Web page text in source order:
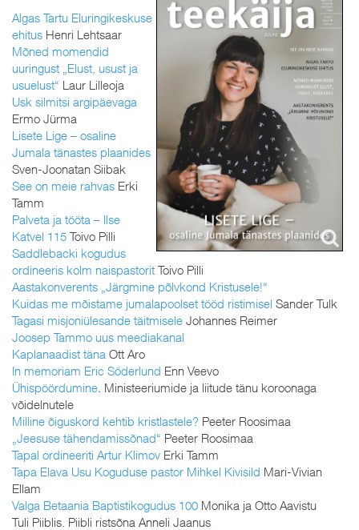
Algas Tartu Eluringikeskuse
ehitus Henri Lehtsaar
Mõned momendid
uuringust „Elust, usust ja
usuelust“ Laur Lilleoja
Usk silmitsi argipäevaga
Ermo Jürma
Lisete Lige – osaline
Jumala tänastes plaanides
Sven-Joonatan Siibak
See on meie rahvas Erki
Tamm
Palveta ja tööta – Ilse
Katvel 115 Toivo Pilli
Saddlebacki kogudus
ordineeris kolm naispastorit Toivo Pilli
Aastakonverents „Järgmine põlvkond Kristusele!“
Kuidas me mõistame jumalapoolset tööd ristimisel Sander Tulk
Tagasi misjoniülesande täitmisele Johannes Reimer
Joosep Tammo uus meediakanal
Kaplanaadist täna Ott Aro
In memoriam Eric Söderlund Enn Veevo
Ühispöördumine . Ministeeriumide ja liitude tänu koroonaga
võidelnutele
Milline õiguskord kehtib kristlastele? Peeter Roosimaa
„Jeesuse tähendamissõnad“ Peeter Roosimaa
Tapal ordineeriti Artur Klimov Erki Tamm
Tapa Elava Usu Koguduse pastor Mihkel Kivisild Mari-Vivian
Ellam
Valga Betaania Baptistikogudus 100 Monika ja Otto Aavistu
Tuli Piiblis. Piibli ristsõna Anneli Jaanus